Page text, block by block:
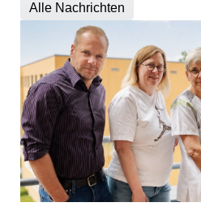
Alle Nachrichten